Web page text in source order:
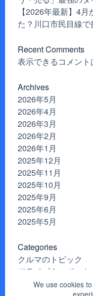
We use cookies
【2026年最新】4
た？川口市民目線
Recent Comments
表示できるコメント
Archives
2026年5月
2026年4月
2026年3月
2026年2月
2026年1月
2025年12月
2025年11月
2025年10月
2025年9月
2025年6月
2025年5月
Categories
クルマのトピック
ドライブ＆スポット
安全運転